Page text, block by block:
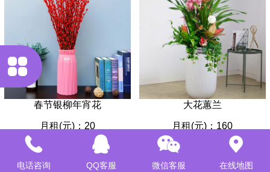
春节银柳年宵花
月租(元)：20
规格(cm)：80
售价：￥60.00
大花蕙兰
月租(元)：160
规格(cm)：110
售价：￥580.00
电话咨询 QQ客服 微信客服 在线地图